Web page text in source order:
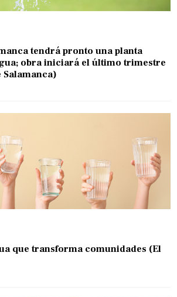
tendrá pronto una planta
obra iniciará el último trimestre
Salamanca)
que transforma comunidades (El